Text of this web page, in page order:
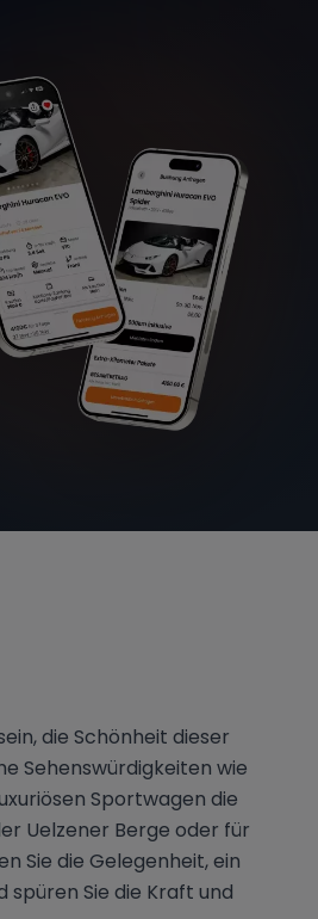
die Schönheit dieser
Sehenswürdigkeiten wie
Sportwagen die
Uelzener Berge oder für
Sie die Gelegenheit, ein
spüren Sie die Kraft und